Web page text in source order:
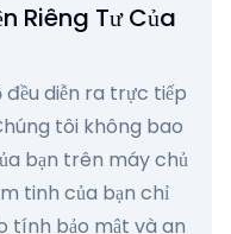
Riêng Tư Của
diễn ra trực tiếp
tôi không bao
bạn trên máy chủ
tinh của bạn chỉ
tính bảo mật và an